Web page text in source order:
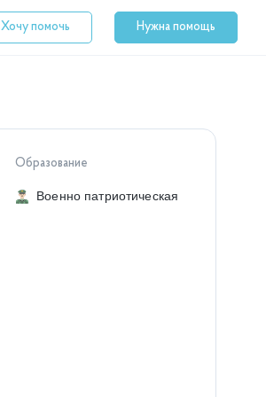
Хочу помочь Нужна помощь
Образование
Военно патриотическая